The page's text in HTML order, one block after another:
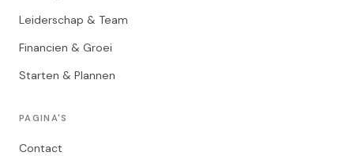
Leiderschap & Team
Financien & Groei
Starten & Plannen
PAGINA'S
Contact